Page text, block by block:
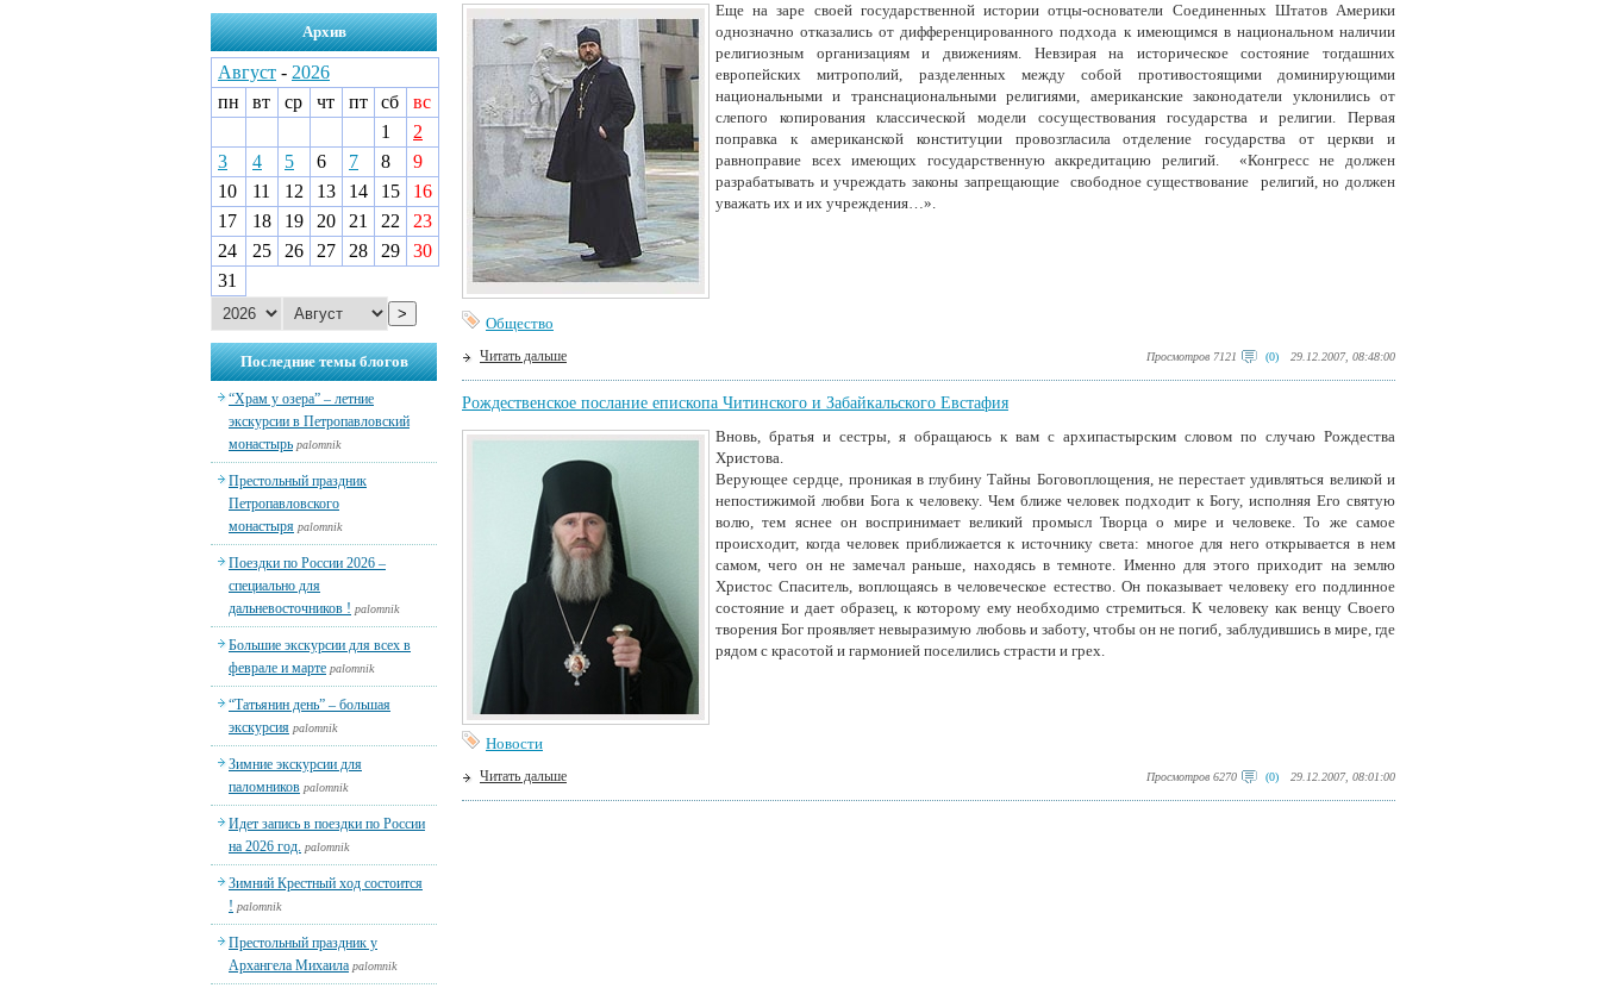
Еще на заре своей государственной истории отцы-основатели Соединенных Штатов Америки
однозначно отказались от дифференцированного подхода к имеющимся в национальном наличии
религиозным организациям и движениям. Невзирая на историческое состояние тогдашних
европейских митрополий, разделенных между собой противостоящими доминирующими
национальными и транснациональными религиями, американские законодатели уклонились от
слепого копирования классической модели сосуществования государства и религии. Первая
поправка к американской конституции провозгласила отделение государства от церкви и
равноправие всех имеющих государственную аккредитацию религий. «Конгресс не должен
разрабатывать и учреждать законы запрещающие свободное существование религий, но должен
уважать их и их учреждения…».
Общество
Просмотров 7121 (0) 29.12.2007, 08:48:00
Читать дальше
Рождественское послание епископа Читинского и Забайкальского Евстафия
Вновь, братья и сестры, я обращаюсь к вам с архипастырским словом по случаю Рождества
Христова.
Верующее сердце, проникая в глубину Тайны Боговоплощения, не перестает удивляться великой и
непостижимой любви Бога к человеку. Чем ближе человек подходит к Богу, исполняя Его святую
волю, тем яснее он воспринимает великий промысл Творца о мире и человеке. То же самое
происходит, когда человек приближается к источнику света: многое для него открывается в нем
самом, чего он не замечал раньше, находясь в темноте. Именно для этого приходит на землю
Христос Спаситель, воплощаясь в человеческое естество. Он показывает человеку его подлинное
состояние и дает образец, к которому ему необходимо стремиться. К человеку как венцу Своего
творения Бог проявляет невыразимую любовь и заботу, чтобы он не погиб, заблудившись в мире, где
рядом с красотой и гармонией поселились страсти и грех.
Новости
Просмотров 6270 (0) 29.12.2007, 08:01:00
Читать дальше
Архив
Август - 2026
пн
вт ср чт пт сб
вс
1
2
3
4 5 6 7 8
9
10
11 12 13 14 15
16
17
18 19 20 21 22
23
24
25 26 27 28 29
30
31
>
Последние темы блогов
“Храм у озера” – летние
экскурсии в Петропавловский
монастырь palomnik
Престольный праздник
Петропавловского
монастыря palomnik
Поездки по России 2026 –
специально для
дальневосточников ! palomnik
Большие экскурсии для всех в
феврале и марте palomnik
“Татьянин день” – большая
экскурсия palomnik
Зимние экскурсии для
паломников palomnik
Идет запись в поездки по России
на 2026 год. palomnik
Зимний Крестный ход состоится
! palomnik
Престольный праздник у
Архангела Михаила palomnik